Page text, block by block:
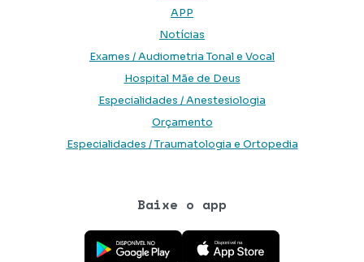
APP
Notícias
Exames / Audiometria Tonal e Vocal
Hospital Mãe de Deus
Especialidades / Anestesiologia
Orçamento
Especialidades / Traumatologia e Ortopedia
Baixe o app
Baixe o aplicativo na Google Play Store
Baixe o aplicativo na App Store